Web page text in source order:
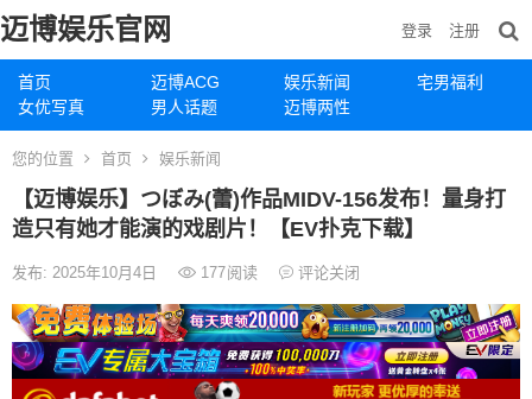
迈博娱乐官网
首页 迈博ACG 娱乐新闻
宅男福利
女优写真
男人话题 迈博两性
登录 注册
您的位置 首页 娱乐新闻
【迈博娱乐】つぼみ(蕾)作品MIDV-156发布！量身打
造只有她才能演的戏剧片！【EV扑克下载】
发布: 2025年10月4日 177阅读 评论关闭